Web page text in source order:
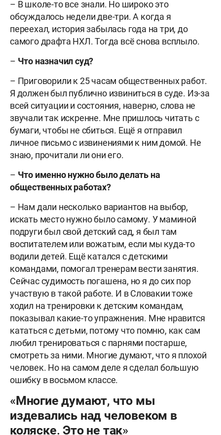
– В школе-то все знали. Но широко это
обсуждалось недели две-три. А когда я
переехал, история забылась года на три, до
самого драфта НХЛ. Тогда всё снова всплыло.
– Что назначил суд?
– Приговорили к 25 часам общественных работ.
Я должен был публично извиниться в суде. Из-за
всей ситуации и состояния, наверно, слова не
звучали так искренне. Мне пришлось читать с
бумаги, чтобы не сбиться. Ещё я отправил
личное письмо с извинениями к ним домой. Не
знаю, прочитали ли они его.
– Что именно нужно было делать на
общественных работах?
– Нам дали несколько вариантов на выбор,
искать место нужно было самому. У маминой
подруги был свой детский сад, я был там
воспитателем или вожатым, если мы куда-то
водили детей. Ещё катался с детскими
командами, помогал тренерам вести занятия.
Сейчас судимость погашена, но я до сих пор
участвую в такой работе. И в Словакии тоже
ходил на тренировки к детским командам,
показывал какие-то упражнения. Мне нравится
кататься с детьми, потому что помню, как сам
любил тренироваться с парнями постарше,
смотреть за ними. Многие думают, что я плохой
человек. Но на самом деле я сделал большую
ошибку в восьмом классе.
«Многие думают, что мы
издевались над человеком в
коляске. Это не так»